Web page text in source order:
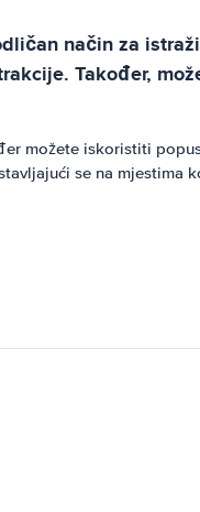
način za
Također,
možete iskoristiti
se na mjestima